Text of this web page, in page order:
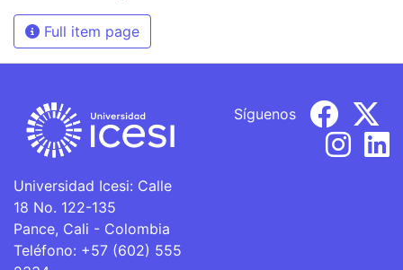
Full item page
Universidad Icesi: Calle
18 No. 122-135
Pance, Cali - Colombia
Teléfono: +57 (602) 555
Síguenos